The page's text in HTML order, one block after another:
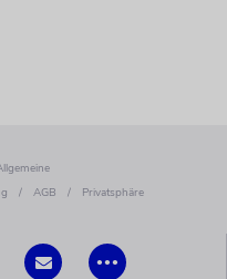
•••
/ AGB / Privatsphäre